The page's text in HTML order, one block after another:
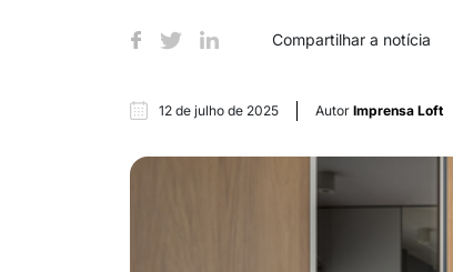
Compartilhar a notícia
12 de julho de 2025 Autor Imprensa Loft